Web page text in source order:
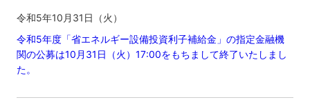
令和5年10月31日（火）
令和5年度「省エネルギー設備投資利子補給金」の指定金融機
関の公募は10月31日（火）17:00をもちまして終了いたしまし
た。